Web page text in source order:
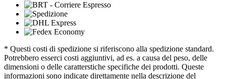
* Questi costi di spedizione si riferiscono alla spedizione standard.
Potrebbero esserci costi aggiuntivi, ad es. a causa del peso, delle
dimensioni o delle caratterstiche specifiche dei prodotti. Queste
informazioni sono indicate direttamente nella descrizione del